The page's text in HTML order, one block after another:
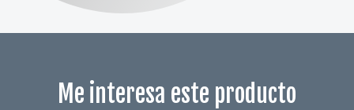
Me interesa este producto